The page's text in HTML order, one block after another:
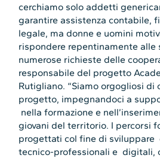
cerchiamo solo addetti
garantire assistenza contabile,
legale, ma donne e uomini
rispondere repentinamente alle
numerose richieste delle
responsabile del progetto
Rutigliano. “Siamo orgogliosi di
progetto, impegnandoci a
nella formazione e
giovani del territorio. I percorsi
progettati col fine di sviluppare
tecnico-professionali e digitali,